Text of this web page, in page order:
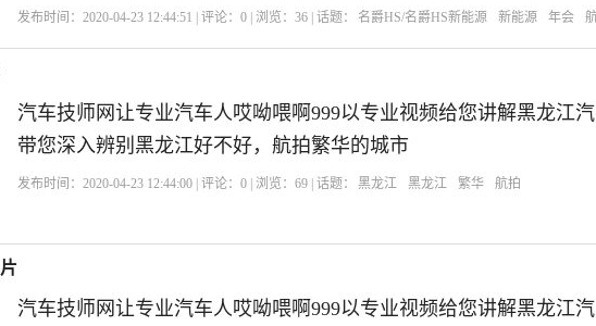
发布时间：2020-04-23 12:44:51 | 评论：0 | 浏览：36 | 话题： 名爵HS/名爵HS新能源 新能源 年会
汽车技师网让专业汽车人哎呦喂啊999以专业视频给您讲解黑龙江汽
带您深入辨别黑龙江好不好，航拍繁华的城市
发布时间：2020-04-23 12:44:00 | 评论：0 | 浏览：69 | 话题： 黑龙江 黑龙江 繁华 航拍
汽车技师网让专业汽车人哎呦喂啊999以专业视频给您讲解黑龙江汽